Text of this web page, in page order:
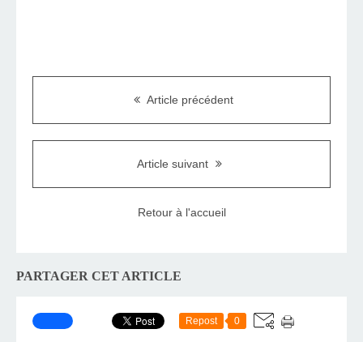
Article précédent
Article suivant
Retour à l'accueil
PARTAGER CET ARTICLE
Repost 0